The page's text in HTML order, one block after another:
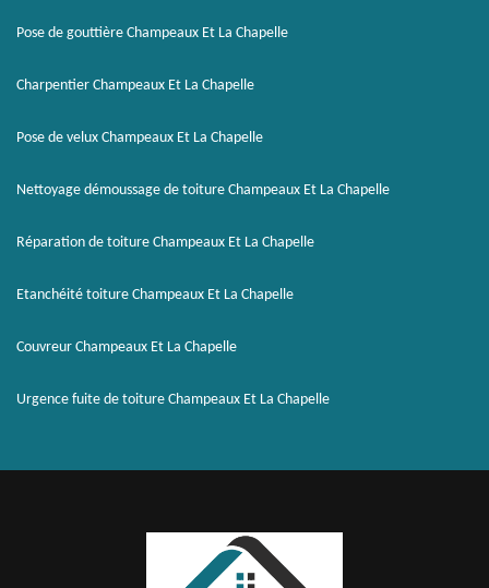
Pose de gouttière Champeaux Et La Chapelle
Charpentier Champeaux Et La Chapelle
Pose de velux Champeaux Et La Chapelle
Nettoyage démoussage de toiture Champeaux Et La Chapelle
Réparation de toiture Champeaux Et La Chapelle
Etanchéité toiture Champeaux Et La Chapelle
Couvreur Champeaux Et La Chapelle
Urgence fuite de toiture Champeaux Et La Chapelle